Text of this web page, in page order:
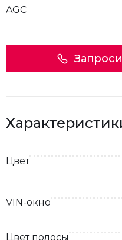
AGC
Цвет
VIN-окно
Цвет полосы